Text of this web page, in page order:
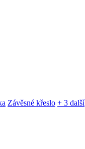
Závěsné křeslo + 3 další